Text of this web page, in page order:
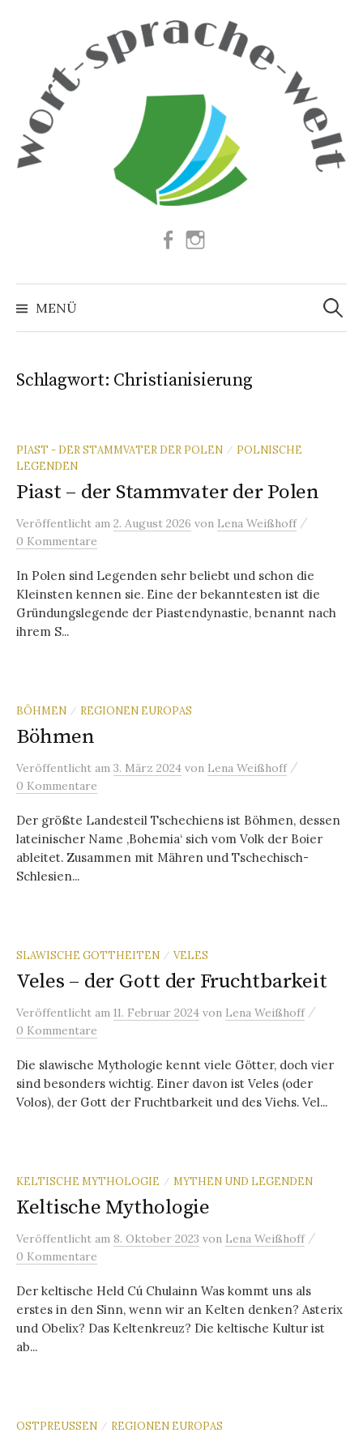
Facebook
MENÜ
Suchen
nach:
Schlagwort: Christianisierung
PIAST - DER STAMMVATER DER POLEN / POLNISCHE
LEGENDEN
Piast – der Stammvater der Polen
Veröffentlicht am 2. August 2026 von Lena Weißhoff /
0 Kommentare
In Polen sind Legenden sehr beliebt und schon die
Kleinsten kennen sie. Eine der bekanntesten ist die
Gründungslegende der Piastendynastie, benannt nach
ihrem S...
BÖHMEN / REGIONEN EUROPAS
Böhmen
Veröffentlicht am 3. März 2024 von Lena Weißhoff /
0 Kommentare
Der größte Landesteil Tschechiens ist Böhmen, dessen
lateinischer Name ‚Bohemia‘ sich vom Volk der Boier
ableitet. Zusammen mit Mähren und Tschechisch-
Schlesien...
SLAWISCHE GOTTHEITEN / VELES
Veles – der Gott der Fruchtbarkeit
Veröffentlicht am 11. Februar 2024 von Lena Weißhoff /
0 Kommentare
Die slawische Mythologie kennt viele Götter, doch vier
sind besonders wichtig. Einer davon ist Veles (oder
Volos), der Gott der Fruchtbarkeit und des Viehs. Vel...
KELTISCHE MYTHOLOGIE / MYTHEN UND LEGENDEN
Keltische Mythologie
Veröffentlicht am 8. Oktober 2023 von Lena Weißhoff /
0 Kommentare
Der keltische Held Cú Chulainn Was kommt uns als
erstes in den Sinn, wenn wir an Kelten denken? Asterix
und Obelix? Das Keltenkreuz? Die keltische Kultur ist
ab...
OSTPREUSSEN / REGIONEN EUROPAS